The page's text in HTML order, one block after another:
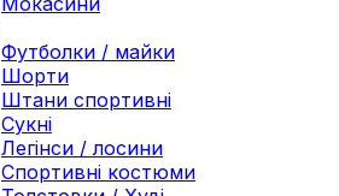
Футболки / майки
Шорти
Штани спортивні
Сукні
Легінси / лосини
Спортивні костюми